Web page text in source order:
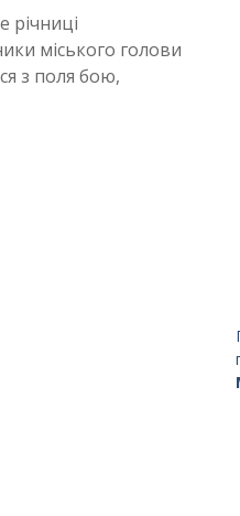
річниці
міського голови
з поля бою,